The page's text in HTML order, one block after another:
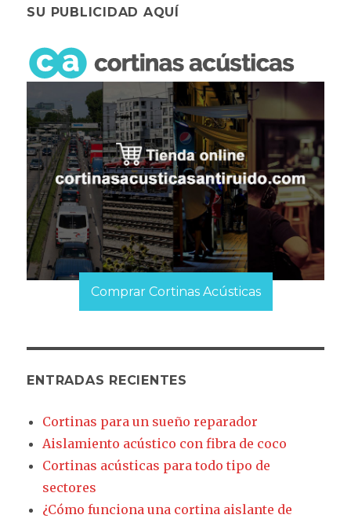
SU PUBLICIDAD AQUÍ
Comprar Cortinas Acústicas
ENTRADAS RECIENTES
Cortinas para un sueño reparador
Aislamiento acústico con fibra de coco
Cortinas acústicas para todo tipo de
sectores
¿Cómo funciona una cortina aislante de